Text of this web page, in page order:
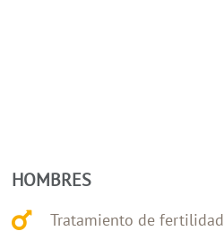
HOMBRES
Tratamiento de fertilidad